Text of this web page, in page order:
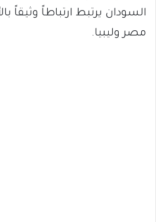
السودان يرتبط ارتباطاً وثيقاً
مصر وليبيا.